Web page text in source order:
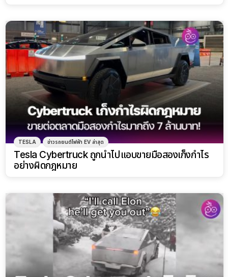
TESLA ข่าวรถยนต์ไฟฟ้า EV ล่าสุด
Tesla Cybertruck ถูกนำไปแอบขายมือสองเก็งกำไร
อย่างผิดกฎหมาย